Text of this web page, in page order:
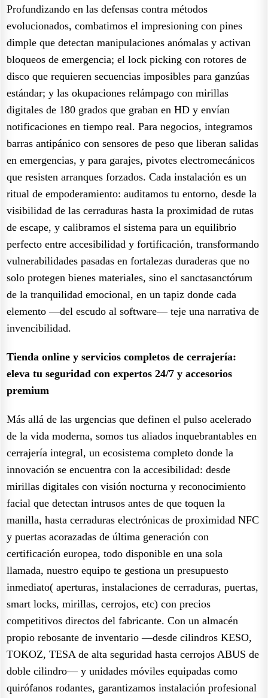
Profundizando en las defensas contra métodos
evolucionados, combatimos el impresioning con pines
dimple que detectan manipulaciones anómalas y activan
bloqueos de emergencia; el lock picking con rotores de
disco que requieren secuencias imposibles para ganzúas
estándar; y las okupaciones relámpago con mirillas
digitales de 180 grados que graban en HD y envían
notificaciones en tiempo real. Para negocios, integramos
barras antipánico con sensores de peso que liberan salidas
en emergencias, y para garajes, pivotes electromecánicos
que resisten arranques forzados. Cada instalación es un
ritual de empoderamiento: auditamos tu entorno, desde la
visibilidad de las cerraduras hasta la proximidad de rutas
de escape, y calibramos el sistema para un equilibrio
perfecto entre accesibilidad y fortificación, transformando
vulnerabilidades pasadas en fortalezas duraderas que no
solo protegen bienes materiales, sino el sanctasanctórum
de la tranquilidad emocional, en un tapiz donde cada
elemento —del escudo al software— teje una narrativa de
invencibilidad.
Tienda online y servicios completos de cerrajería:
eleva tu seguridad con expertos 24/7 y accesorios
premium
Más allá de las urgencias que definen el pulso acelerado
de la vida moderna, somos tus aliados inquebrantables en
cerrajería integral, un ecosistema completo donde la
innovación se encuentra con la accesibilidad: desde
mirillas digitales con visión nocturna y reconocimiento
facial que detectan intrusos antes de que toquen la
manilla, hasta cerraduras electrónicas de proximidad NFC
y puertas acorazadas de última generación con
certificación europea, todo disponible en una sola
llamada, nuestro equipo te gestiona un presupuesto
inmediato( aperturas, instalaciones de cerraduras, puertas,
smart locks, mirillas, cerrojos, etc) con precios
competitivos directos del fabricante. Con un almacén
propio rebosante de inventario —desde cilindros KESO,
TOKOZ, TESA de alta seguridad hasta cerrojos ABUS de
doble cilindro— y unidades móviles equipadas como
quirófanos rodantes, garantizamos instalación profesional